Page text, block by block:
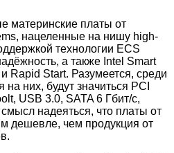
материнские платы от
нацеленные на нишу high-
технологии ECS
а также Intel Smart
Rapid Start. Разумеется, среди
них, будут значиться PCI
USB 3.0, SATA 6 Гбит/с,
надеяться, что платы от
дешевле, чем продукция от